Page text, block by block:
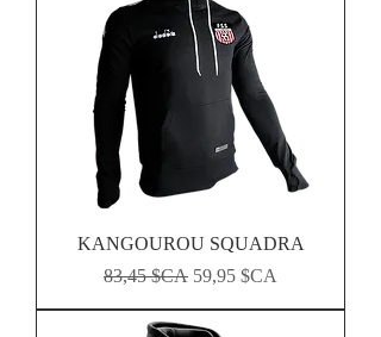
KANGOUROU SQUADRA
Prix original
83,45 $CA Prix promotionnel
59,95 $CA